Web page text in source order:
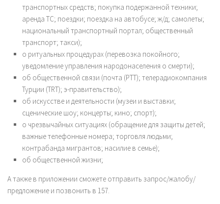
транспортных средств; покупка подержанной техники;
аренда ТС; поездки; поездка на автобусе; ж/д; самолеты;
национальный транспортный портал; общественный
транспорт; такси);
о ритуальных процедурах (перевозка покойного;
уведомление управления народонаселения о смерти);
об общественной связи (почта (PTT); телерадиокомпания
Турции (TRT); э-правительство);
об искусстве и деятельности (музеи и выставки;
сценические шоу; концерты; кино; спорт);
о чрезвычайных ситуациях (обращение для защиты детей;
важные телефонные номера; торговля людьми;
контрабанда мигрантов; насилие в семье);
об общественной жизни;
А также в приложении сможете отправить запрос/жалобу/
предложение и позвонить в 157.